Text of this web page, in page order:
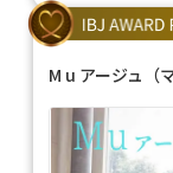
M u アージュ（